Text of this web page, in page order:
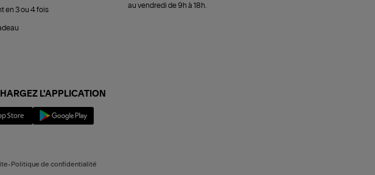
en 3 ou 4 fois
au vendredi de 9h à 18h.
L'APPLICATION
Politique de confidentialité